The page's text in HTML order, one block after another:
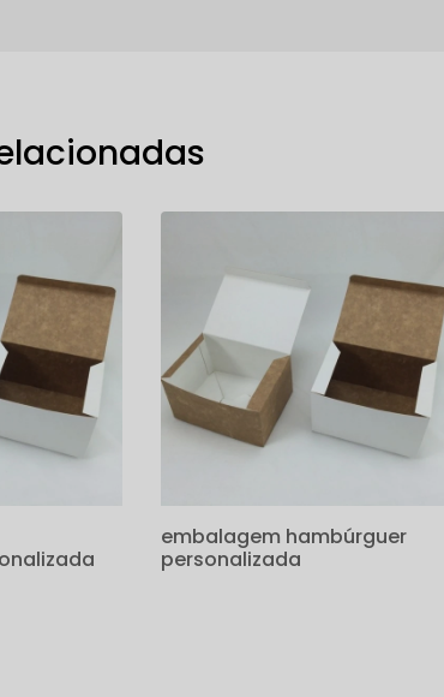
embalagem hambúrguer
personalizada